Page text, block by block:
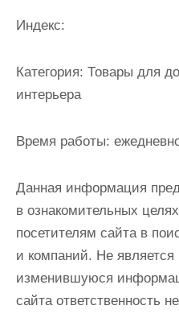
Индекс:
Категория: Товары для
интерьера
Время работы:
Данная информация
в ознакомительных
посетителям сайта в
и компаний. Не
изменившуюся
сайта ответственность